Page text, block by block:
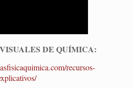
DE QUÍMICA:
recursos-